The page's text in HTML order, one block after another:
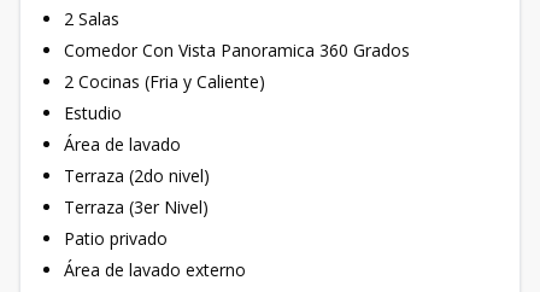
2 Salas
Comedor Con Vista Panoramica 360 Grados
2 Cocinas (Fria y Caliente)
Estudio
Área de lavado
Terraza (2do nivel)
Terraza (3er Nivel)
Patio privado
Área de lavado externo